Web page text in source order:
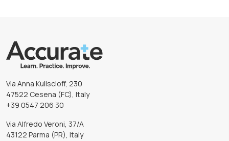
Via Anna Kuliscioff, 230
47522 Cesena (FC), Italy
+39 0547 206 30
Via Alfredo Veroni, 37/A
43122 Parma (PR), Italy